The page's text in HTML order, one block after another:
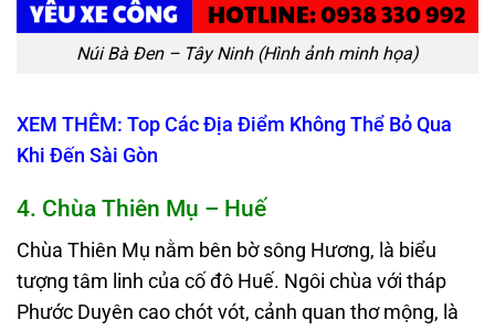
Núi Bà Đen – Tây Ninh (Hình ảnh minh họa)
XEM THÊM: Top Các Địa Điểm Không Thể Bỏ Qua
Khi Đến Sài Gòn
4. Chùa Thiên Mụ – Huế
Chùa Thiên Mụ nằm bên bờ sông Hương, là biểu
tượng tâm linh của cố đô Huế. Ngôi chùa với tháp
Phước Duyên cao chót vót, cảnh quan thơ mộng, là